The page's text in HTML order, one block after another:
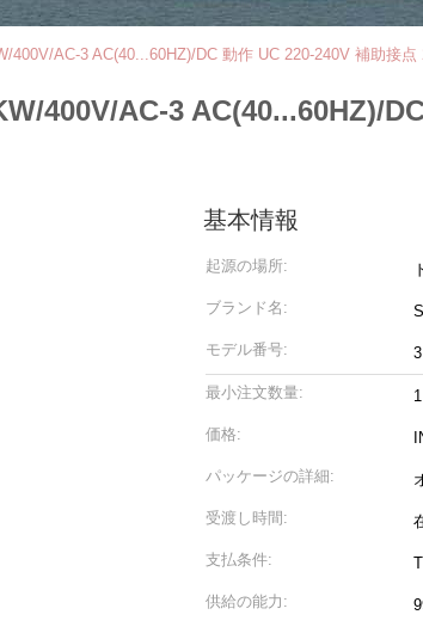
400V/AC-3 AC(40...60HZ)/DC 動作 UC 220-240V 補助接点
400V/AC-3 AC(40...60HZ)/
基本情報
起源の場所:
ブランド名:
モデル番号:
最小注文数量: 1
価格:
パッケージの詳細:
受渡し時間:
支払条件:
供給の能力: